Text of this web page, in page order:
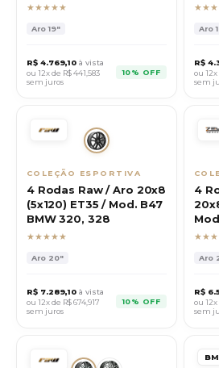
★★★★★
Aro19"
R$ 4.769,10 à vista
ou 12x de R$441,583
sem juros
10% OFF
Aro
R$
ou 12x
sem
COLEÇÃO ESPORTIVA
4 Rodas Raw / Aro 20x8
(5x120) ET35 / Mod. B47
BMW 320, 328
★★★★★
Aro 20"
R$ 7.289,10 à vista
ou 12x de R$674,917
sem juros
10% OFF
4
Aro
R$
ou 12x
sem